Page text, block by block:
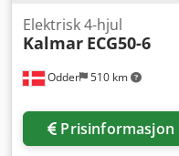
Odder 510 km
Elektrisk 4-hjul
Kalmar ECG50-6
Prisinformasjon